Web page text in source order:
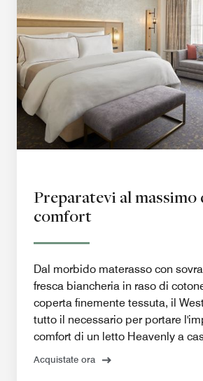
Preparatevi al massimo
comfort
Dal morbido materasso con
fresca biancheria in raso di
coperta finemente tessuta, il
tutto il necessario per portare
comfort di un letto Heavenly a
Acquistate ora